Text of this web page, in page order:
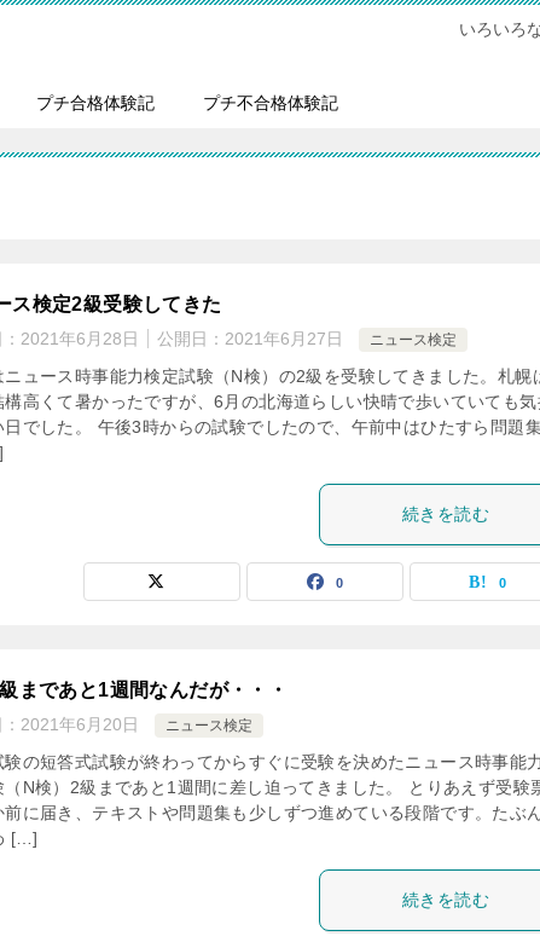
いろいろ
プチ合格体験記 プチ不合格体験記
ス検定2級受験してきた
2021年6月28日 公開日： 2021年6月27日 ニュース検定
ニュース時事能力検定試験（N検）の2級を受験してきました。札幌
構高くて暑かったですが、6月の北海道らしい快晴で歩いていても気
日でした。 午後3時からの試験でしたので、午前中はひたすら問題
続きを読む
0 0
まであと1週間なんだが・・・
2021年6月20日 ニュース検定
験の短答式試験が終わってからすぐに受験を決めたニュース時事能
（N検）2級まであと1週間に差し迫ってきました。 とりあえず受験
前に届き、テキストや問題集も少しずつ進めている段階です。たぶ
[…]
続きを読む